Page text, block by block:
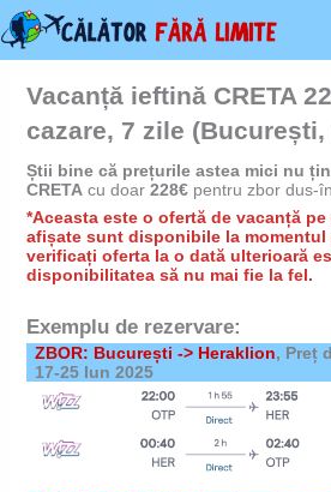
Skip
to
content
Vacanță ieftină CRETA
cazare, 7 zile (București,
Știi bine că prețurile astea mici nu
CRETAcu doar228€pentru zbor dus-
*Aceasta este o ofertă de vacanță
afișate sunt disponibile la momentul
verificați oferta la o dată ulterioară
disponibilitatea să nu mai fie la fel.
Exemplu de rezervare:
ZBOR: București -> Heraklion, Preț
17-25 Iun 2025